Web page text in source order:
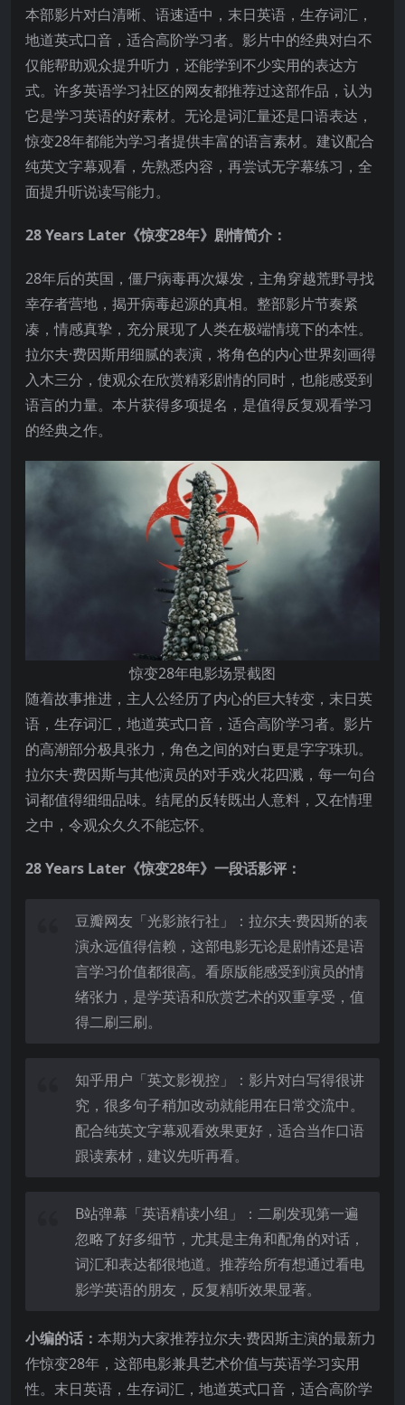
本部影片对白清晰、语速适中，末日英语，生存词汇，
地道英式口音，适合高阶学习者。影片中的经典对白不
仅能帮助观众提升听力，还能学到不少实用的表达方
式。许多英语学习社区的网友都推荐过这部作品，认为
它是学习英语的好素材。无论是词汇量还是口语表达，
惊变28年都能为学习者提供丰富的语言素材。建议配合
纯英文字幕观看，先熟悉内容，再尝试无字幕练习，全
面提升听说读写能力。
28 Years Later《惊变28年》剧情简介：
28年后的英国，僵尸病毒再次爆发，主角穿越荒野寻找
幸存者营地，揭开病毒起源的真相。整部影片节奏紧
凑，情感真挚，充分展现了人类在极端情境下的本性。
拉尔夫·费因斯用细腻的表演，将角色的内心世界刻画得
入木三分，使观众在欣赏精彩剧情的同时，也能感受到
语言的力量。本片获得多项提名，是值得反复观看学习
的经典之作。
惊变28年电影场景截图
随着故事推进，主人公经历了内心的巨大转变，末日英
语，生存词汇，地道英式口音，适合高阶学习者。影片
的高潮部分极具张力，角色之间的对白更是字字珠玑。
拉尔夫·费因斯与其他演员的对手戏火花四溅，每一句台
词都值得细细品味。结尾的反转既出人意料，又在情理
之中，令观众久久不能忘怀。
28 Years Later《惊变28年》一段话影评：
豆瓣网友「光影旅行社」：拉尔夫·费因斯的表
演永远值得信赖，这部电影无论是剧情还是语
言学习价值都很高。看原版能感受到演员的情
绪张力，是学英语和欣赏艺术的双重享受，值
得二刷三刷。
知乎用户「英文影视控」：影片对白写得很讲
究，很多句子稍加改动就能用在日常交流中。
配合纯英文字幕观看效果更好，适合当作口语
跟读素材，建议先听再看。
B站弹幕「英语精读小组」：二刷发现第一遍
忽略了好多细节，尤其是主角和配角的对话，
词汇和表达都很地道。推荐给所有想通过看电
影学英语的朋友，反复精听效果显著。
小编的话： 本期为大家推荐拉尔夫·费因斯主演的最新力
作惊变28年，这部电影兼具艺术价值与英语学习实用
性。末日英语，生存词汇，地道英式口音，适合高阶学